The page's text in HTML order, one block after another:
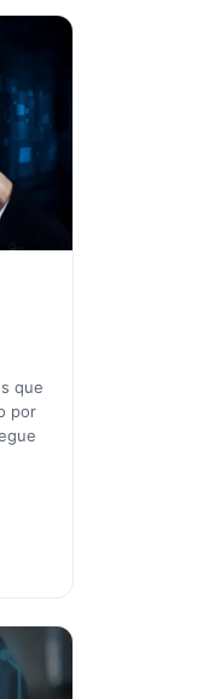
que
por